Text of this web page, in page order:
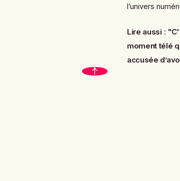
l’univers
Lire aussi :
moment télé
accusée